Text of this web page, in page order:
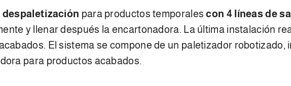
despaletización para productos temporalescon 4 líneas de
y llenar después la encartonadora. La última instalación
El sistema se compone de un paletizador robotizado,
para productos acabados.